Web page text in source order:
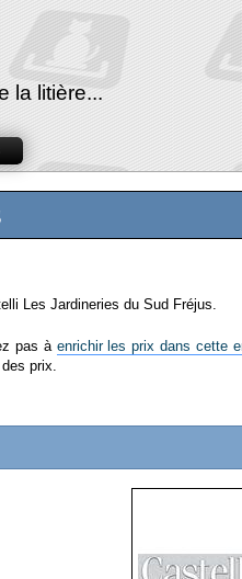
la litière...
Les Jardineries du Sud Fréjus.
pas à enrichir les prix dans cette
prix.